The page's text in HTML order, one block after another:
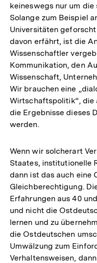
keineswegs nur um
Solange zum Beispiel
Universitäten
davon erfährt, ist die
Wissenschaftler
Kommunikation, den
Wissenschaft,
Wir brauchen eine
Wirtschaftspolitik“,
die Ergebnisse dieses
werden.
Wenn wir solcherart
Staates, institutionelle
dann ist das auch eine
Gleichberechtigung.
Erfahrungen aus 40
und nicht die
lernen und zu
die Ostdeutschen
Umwälzung zum
Verhaltensweisen,